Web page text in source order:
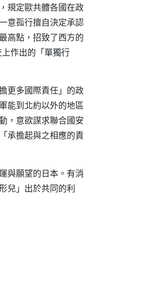
規定歐共體各國在政
意孤行擅自決定承認
高點，招致了西方的
作出的「單獨行
更多國際責任」的政
能到北約以外的地區
，意欲謀求聯合國安
承擔起與之相應的責
與願望的日本。有消
兒」出於共同的利